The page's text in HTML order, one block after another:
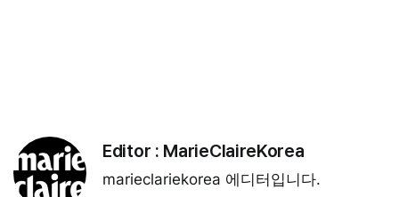
Editor : MarieClaireKorea
marieclariekorea 에디터입니다.